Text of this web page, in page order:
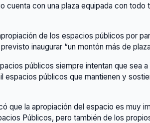
cuenta con una plaza equipada con
de los espacios públicos por
inaugurar “un montón más de
públicos siempre intentan que
espacios públicos que mantienen y
que la apropiación del espacio es muy
Públicos, pero también de los